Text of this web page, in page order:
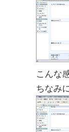
こんな
ちなみ